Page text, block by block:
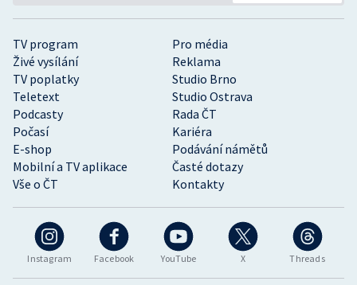
Instagram Facebook YouTube X Threads
TV program
Pro média
Živé vysílání
Reklama
TV poplatky
Studio Brno
Teletext
Studio Ostrava
Podcasty
Rada ČT
Počasí
Kariéra
E-shop
Podávání námětů
Mobilní a TV aplikace
Časté dotazy
Vše o ČT
Kontakty